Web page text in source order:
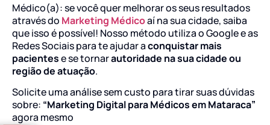
Médico(a): se você quer melhorar os seus resultados
através do Marketing Médicoaí na sua cidade, saiba
que isso é possível! Nosso método utiliza o Google e as
Redes Sociais para te ajudar aconquistar mais
pacientese se tornarautoridade na sua cidade ou
região de atuação.
Solicite uma análise sem custo para tirar suas dúvidas
sobre: “Marketing Digital para Médicos em Mataraca”
agora mesmo